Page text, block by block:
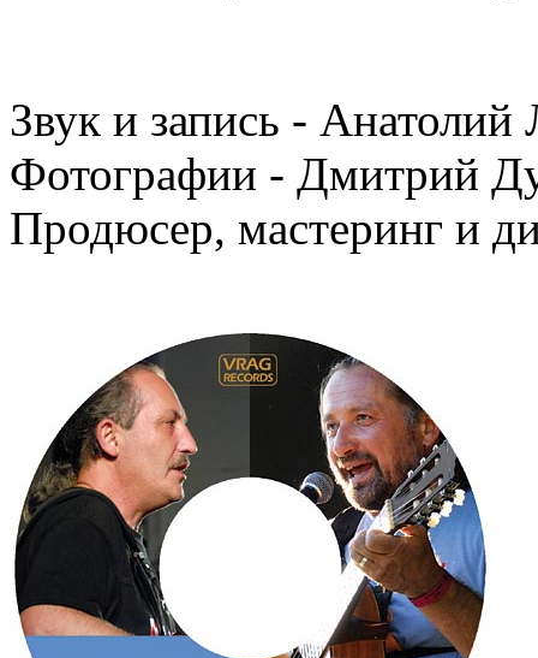
Звук и запись - Анатолий
Фотографии - Дмитрий
Продюсер, мастеринг и